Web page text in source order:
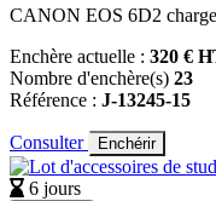
CANON EOS 6D2
Enchère actuelle : 320 €
Nombre d'enchère(s) 23
Référence : J-13245-15
Consulter Enchérir
6 jours